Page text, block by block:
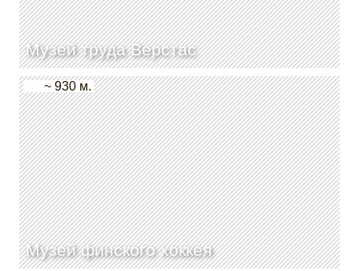
Музей труда Верстас
Музей финского хоккея
~ 930 м.